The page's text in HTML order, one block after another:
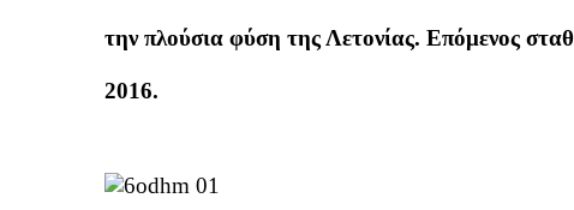
την πλούσια φύση της Λετονίας. Επόμενος
2016.